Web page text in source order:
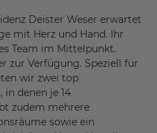
Deister Weser erwartet
mit Herz und Hand. Ihr
Team im Mittelpunkt.
zur Verfügung. Speziell für
wir zwei top
denen je 14
zudem mehrere
sowie ein